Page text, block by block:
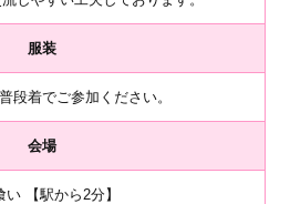
服装
段着でご参加ください。
会場
い 【駅から2分】